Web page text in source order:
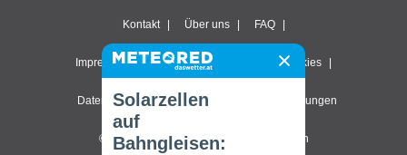
Kontakt Über uns FAQ
Impressum & Nutzungsbedingungen Cookies
Datenschutzerklärung Datenschutz-Einstellungen
© 2026 Meteored. Alle Rechte vorbehalten
Solarzellen
auf
Bahngleisen: